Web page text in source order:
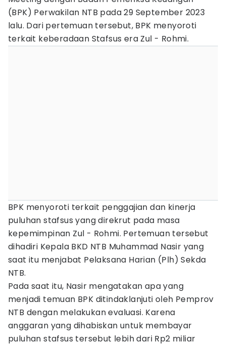
(BPK) Perwakilan NTB pada 29 September 2023
lalu. Dari pertemuan tersebut, BPK menyoroti
terkait keberadaan Stafsus era Zul - Rohmi.
BPK menyoroti terkait penggajian dan kinerja
puluhan stafsus yang direkrut pada masa
kepemimpinan Zul - Rohmi. Pertemuan tersebut
dihadiri Kepala BKD NTB Muhammad Nasir yang
saat itu menjabat Pelaksana Harian (Plh) Sekda
NTB.
Pada saat itu, Nasir mengatakan apa yang
menjadi temuan BPK ditindaklanjuti oleh Pemprov
NTB dengan melakukan evaluasi. Karena
anggaran yang dihabiskan untuk membayar
puluhan stafsus tersebut lebih dari Rp2 miliar